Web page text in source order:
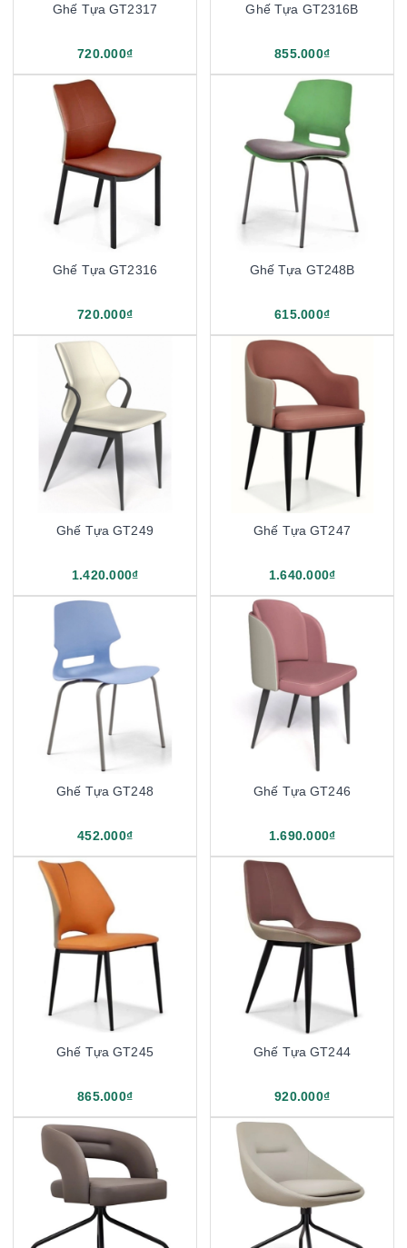
Ghế Tựa GT2317
720.000₫
Ghế Tựa GT2316B
855.000₫
Ghế Tựa GT2316
720.000₫
Ghế Tựa GT248B
615.000₫
Ghế Tựa GT249
1.420.000₫
Ghế Tựa GT247
1.640.000₫
Ghế Tựa GT248
452.000₫
Ghế Tựa GT246
1.690.000₫
Ghế Tựa GT245
865.000₫
Ghế Tựa GT244
920.000₫